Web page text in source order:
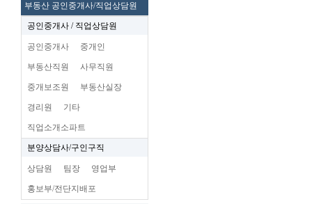
부동산 공인중개사/직업상담원
공인중개사 / 직업상담원
공인중개사 중개인
부동산직원 사무직원
중개보조원 부동산실장
경리원 기타
직업소개소파트
분양상담사/구인구직
상담원 팀장 영업부
홍보부/전단지배포